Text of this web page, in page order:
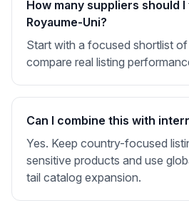
How many suppliers should
Royaume-Uni?
Start with a focused shortlist
compare real listing
Can I combine this with
Yes. Keep country-focused
sensitive products and use
tail catalog expansion.